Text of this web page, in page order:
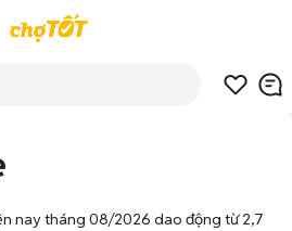
nay tháng 08/2026 dao động từ 2,7